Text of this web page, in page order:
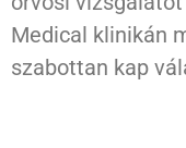
Medical klinikán
szabottan kap